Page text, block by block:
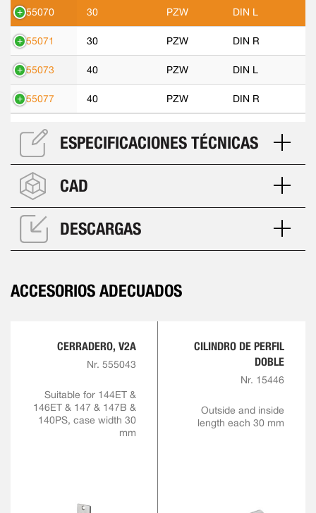
555070 30 PZW DIN L
555071 30 PZW DIN R
555073 40 PZW DIN L
555077 40 PZW DIN R
ESPECIFICACIONES TÉCNICAS
CAD
DESCARGAS
ACCESORIOS ADECUADOS
CERRADERO, V2A
Nr. 555043
Suitable for 144ET &
146ET & 147 & 147B &
140PS, case width 30
mm
CILINDRO DE PERFIL
DOBLE
Nr. 15446
Outside and inside
length each 30 mm